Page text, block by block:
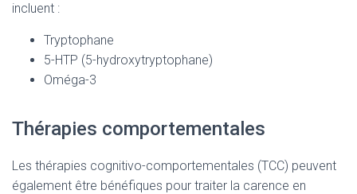
incluent :
Tryptophane
5-HTP (5-hydroxytryptophane)
Oméga-3
Thérapies comportementales
Les thérapies cognitivo-comportementales (TCC) peuvent
également être bénéfiques pour traiter la carence en